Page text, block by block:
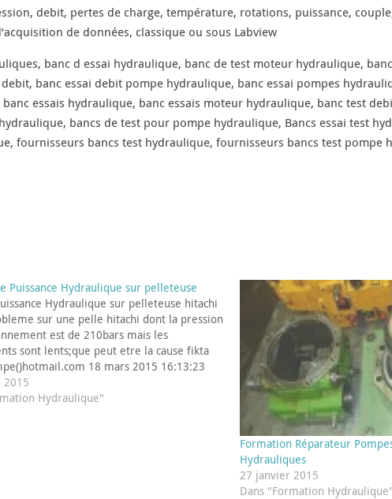
debit, pertes de charge, température, rotations, puissance,
de données, classique ou sous Labview
banc d essai hydraulique, banc de test moteur hydraulique,
banc essai debit pompe hydraulique, banc essai pompes
essais hydraulique, banc essais moteur hydraulique, banc test
bancs de test pour pompe hydraulique, Bancs essai test
fournisseurs bancs test hydraulique, fournisseurs bancs test pompe
Puissance Hydraulique sur pelleteuse
Hydraulique sur pelleteuse hitachi
sur une pelle hitachi dont la pression
est de 210bars mais les
sont lents;que peut etre la cause fikta
18 mars 2015 16:13:23
l'hydraulicien : bjr 210 bars c'est peu sauf
pelle, généralement…
2015
Hydraulique"
Formation Réparateur
Hydrauliques
27 janvier 2015
Dans "Formation Hydraulique"